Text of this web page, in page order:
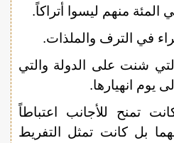
المئة منهم ليسوا أتراكاً.
التي شنت على الدولة والتي
يوم انهيارها.
كانت تمنح للأجانب اعتباطاً
بل كانت تمثل التفريط